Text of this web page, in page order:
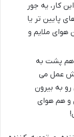
کار، یه جور
پایین تر یا
هوای ملایم و
هم پشت به
عمل می
به بیرون
و هم هوای